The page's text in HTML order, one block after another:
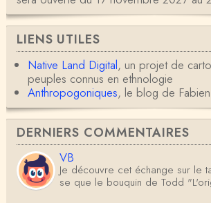
LIENS UTILES
Native Land Digital, un projet de
peuples connus en ethnologie
Anthropogoniques, le blog de
DERNIERS COMMENTAIRES
VB
Je découvre cet échange sur le
se que le bouquin de Todd